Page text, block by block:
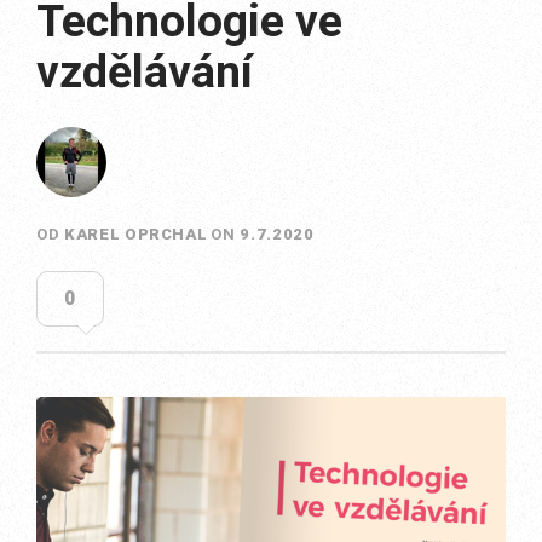
Technologie ve
vzdělávání
OD KAREL OPRCHAL ON 9.7.2020
0